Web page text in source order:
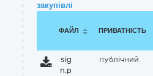
закупівлі
ФАЙЛ ПРИВАТНІСТЬ
sig
n.p
публічний